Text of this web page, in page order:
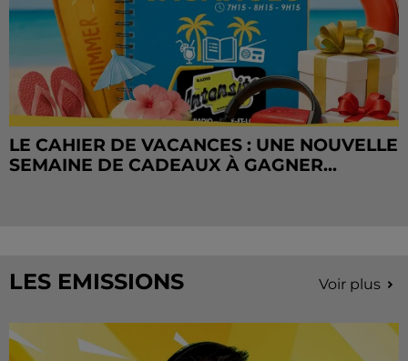
LE CAHIER DE VACANCES : UNE NOUVELLE
SEMAINE DE CADEAUX À GAGNER...
LES EMISSIONS Voir plus